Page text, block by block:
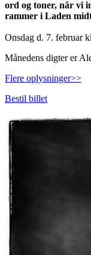
ord og toner, når vi
rammer i Laden
Onsdag d. 7. februar
Månedens digter er
Flere oplysninger>>
Bestil billet